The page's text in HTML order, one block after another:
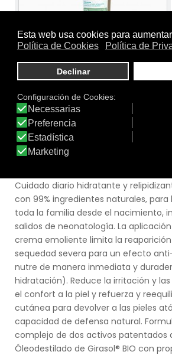
Tamaño:208043.0
Marca:Mustela
Línea:Mustela Stelatopia
STELATOPIA + CREMA
Cuidado diario hidratante y
con 99% ingredientes naturales,
toda la familia desde el nacimiento,
salidos de neonatología. La
crema emoliente limita la
sequedad severa para un efecto
nutre de manera inmediata y
hidratación). Reduce la irritación y
el confort a la piel y refuerza y
cutánea para devolver a las pieles
capacidad de defensa natural.
complejo de dos activos patentados
Óleodestilado de Girasol® BIO con